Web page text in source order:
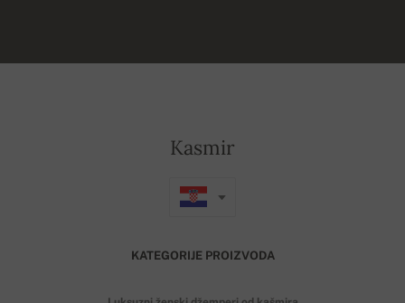
Kasmir
KATEGORIJE PROIZVODA